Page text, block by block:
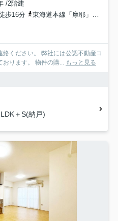
/2階建
歩16分
東海道本線「摩耶」駅 徒歩20分
には公認不動産コ
おります。 物件の購... もっと見る
＋S(納戸)